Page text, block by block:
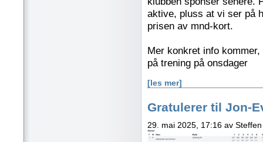
aktive, pluss at vi ser på
prisen av mnd-kort.
Mer konkret info
på trening på onsdager
[les mer]
Gratulerer til Jon-
29. mai 2025, 17:16 av